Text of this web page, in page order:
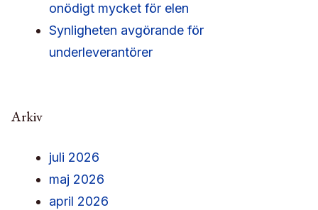
onödigt mycket för elen
Synligheten avgörande för
underleverantörer
Arkiv
juli 2026
maj 2026
april 2026